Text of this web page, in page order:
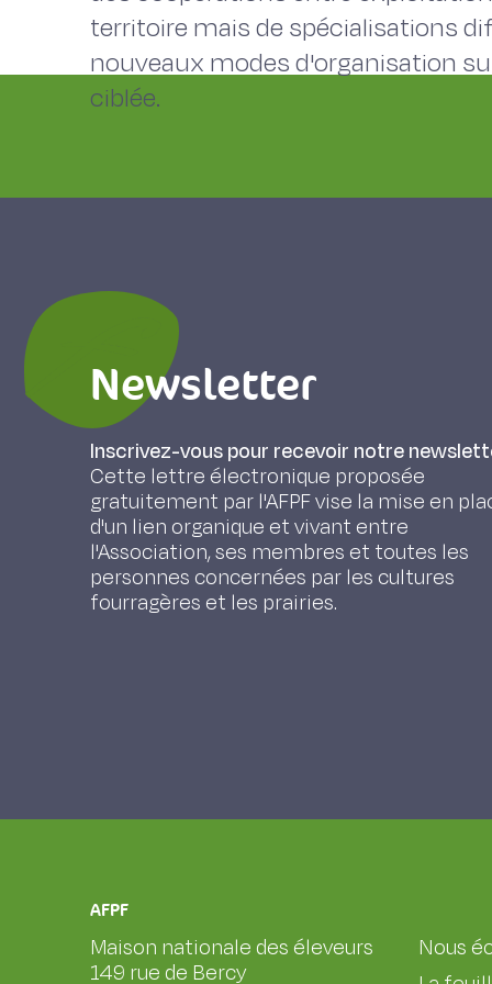
territoire mais de spécialisations
nouveaux modes d'organisation
ciblée.
Newsletter
Inscrivez-vous pour recevoir notre
Cette lettre électronique proposée
gratuitement par l'AFPF vise la mise en
d'un lien organique et vivant entre
l'Association, ses membres et toutes les
personnes concernées par les cultures
fourragères et les prairies.
AFPF
Maison nationale des éleveurs
149 rue de Bercy
Nous